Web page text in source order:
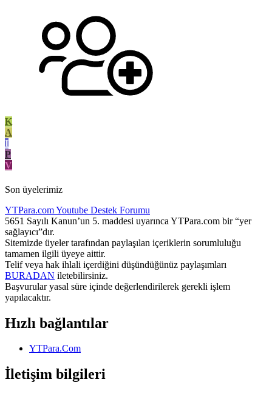
K
A
I
P
V
Son üyelerimiz
YTPara.comYoutube Destek Forumu
5651 Sayılı Kanun’un 5. maddesi uyarınca YTPara.com bir “yer
sağlayıcı”dır.
Sitemizde üyeler tarafından paylaşılan içeriklerin sorumluluğu
tamamen ilgili üyeye aittir.
Telif veya hak ihlali içerdiğini düşündüğünüz paylaşımları
BURADAN iletebilirsiniz.
Başvurular yasal süre içinde değerlendirilerek gerekli işlem
yapılacaktır.
Hızlı bağlantılar
YTPara.Com
İletişim bilgileri